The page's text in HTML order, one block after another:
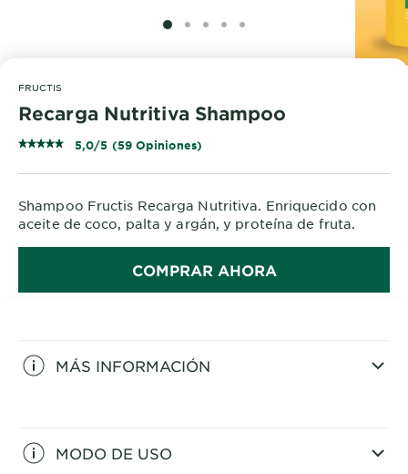
SLIDE 1
SLIDE 2
SLIDE 3
SLIDE 4
SLIDE 5
FRUCTIS
Recarga Nutritiva Shampoo
5,0/5 (59 Opiniones)
Shampoo Fructis Recarga Nutritiva. Enriquecido con
aceite de coco, palta y argán, y proteína de fruta.
COMPRAR AHORA
MÁS INFORMACIÓN
MODO DE USO